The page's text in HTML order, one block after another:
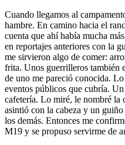
Cuando llegamos al
hambre. En camino hacia el
cuenta que ahí había mucha
en reportajes anteriores con la
me sirvieron algo de comer:
frita. Unos guerrilleros también
de uno me pareció conocida.
eventos públicos que cubría.
cafetería. Lo miré, le nombré la
asintió con la cabeza y un
los demás. Entonces me
M19 y se propuso servirme de